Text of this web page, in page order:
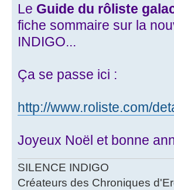
Le Guide du rôliste
fiche sommaire sur la
INDIGO...
Ça se passe ici :
http://www.roliste.com/
Joyeux Noël et bonne
SILENCE INDIGO
Créateurs des Chroniques